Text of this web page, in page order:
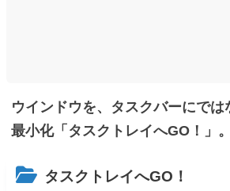
ウインドウを、タスクバーにで
最小化「タスクトレイへGO！」。
タスクトレイへGO！